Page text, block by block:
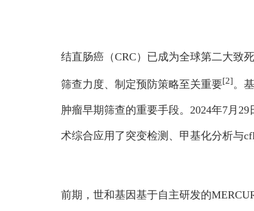
结直肠癌（CRC）已成为全球第二大致
筛查力度、制定预防策略至关重要[2]。
肿瘤早期筛查的重要手段。2024年7月
术综合应用了突变检测、甲基化分析与
前期，世和基因基于自主研发的